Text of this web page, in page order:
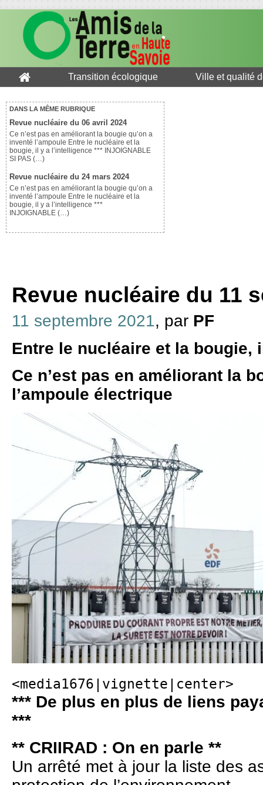
Transition écologique Ville et qualité
DANS LA MÊME RUBRIQUE
Revue nucléaire du 06 avril 2024
Ce n’est pas en améliorant la bougie qu’on a
inventé l’ampoule Entre le nucléaire et la
bougie, il y a l’intelligence *** INJOIGNABLE
SI PAS (…)
Revue nucléaire du 24 mars 2024
Ce n’est pas en améliorant la bougie qu’on a
inventé l’ampoule Entre le nucléaire et la
bougie, il y a l’intelligence ***
INJOIGNABLE (…)
Revue nucléaire du 11
11 septembre 2021, par PF
Entre le nucléaire et la bougie,
Ce n’est pas en améliorant la
l’ampoule électrique
<media1676|vignette|center>
*** De plus en plus de liens
***
** CRIIRAD : On en parle **
Un arrêté met à jour la liste des